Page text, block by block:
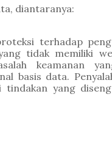
diantaranya:
terhadap
tidak memiliki
keamanan
basis data.
tindakan yang